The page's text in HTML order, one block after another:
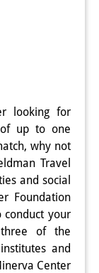
リティ
looking for
up to one
why not
Travel
and social
Foundation
conduct your
of the
and
Center